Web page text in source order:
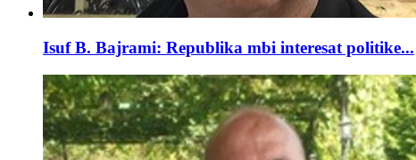
Isuf B. Bajrami: Republika mbi interesat politike...